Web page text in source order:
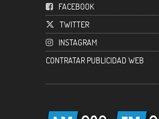
FACEBOOK
TWITTER
INSTAGRAM
CONTRATAR PUBLICIDAD WEB